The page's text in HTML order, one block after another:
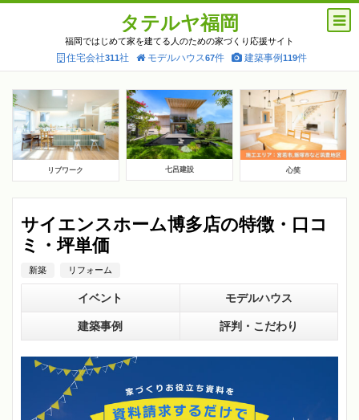
タテルヤ福岡
福岡ではじめて家を建てる人のための家づくり応援サイト
住宅会社311社 モデルハウス67件 建築事例119件
リブワーク 七呂建設 心笑
サイエンスホーム博多店の特徴・口コ
ミ・坪単価
新築 リフォーム
イベント モデルハウス
建築事例 評判・こだわり